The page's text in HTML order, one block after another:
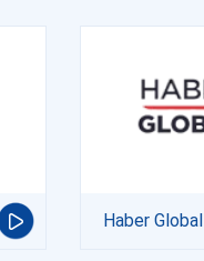
Haber Global